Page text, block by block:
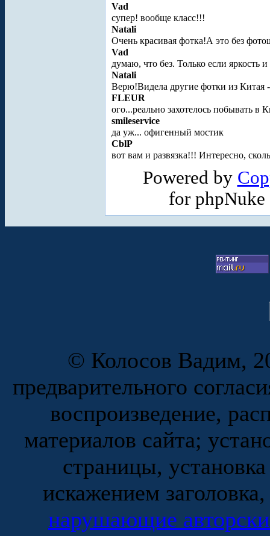
Vad
супер! вообще класс!!!
Natali
Очень красивая фотка!А это без
Vad
думаю, что без. Только если яркость
Natali
Верю!Видела другие фотки из Китая
FLEUR
ого...реально захотелось побывать в
smileservice
да уж... офигенный мостик
CblP
вот вам и развязка!!! Интересно,
Powered by
for
© Колосов Вадим,
предварительного
воспроизведение,
материалов сайта;
страницы,
искажением
нарушающие